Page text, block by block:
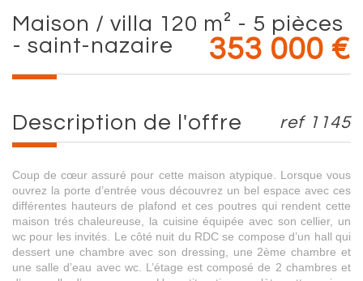
maison / villa 120 m² - 5 pièces
- saint-nazaire
353 000 €
description de l'offre ref 1145
Coup de cœur assuré pour cette maison atypique. Lorsque vous
ouvrez la porte d’entrée vous découvrez un bel espace avec ces
différentes hauteurs de plafond et ces poutres qui rendent cette
maison trés chaleureuse, la cuisine équipée avec son cellier, un
wc pour les invités. Le côté nuit du RDC se compose d’un hall qui
dessert une chambre avec son dressing, une 2ème chambre et
une salle d’eau avec wc. L’étage est composé de 2 chambres et